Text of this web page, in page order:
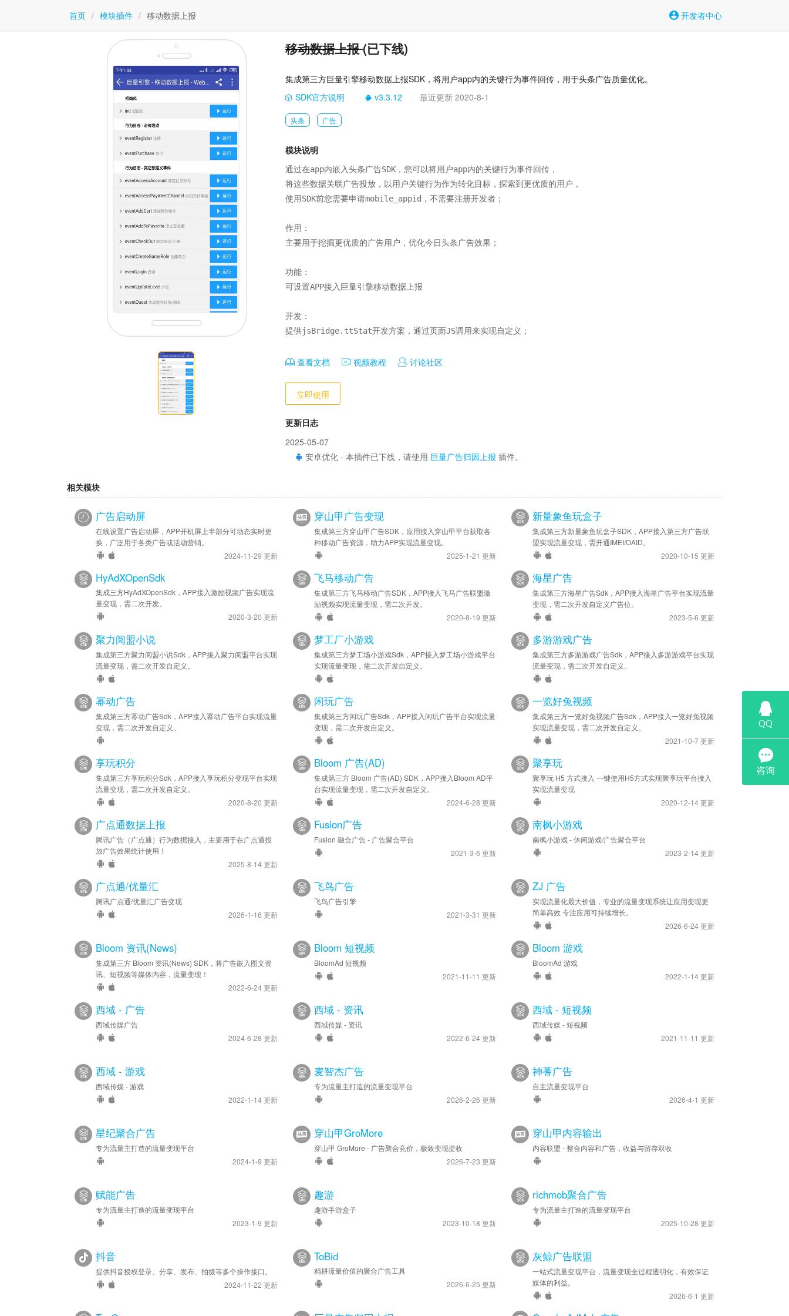
首页 / 模块插件 / 移动数据上报 开发者中心
移动数据上报(已下线)
集成第三方巨量引擎移动数据上报SDK，将用户app内的关键行为事件回传，用于头条广告质量优化。
SDK官方说明
v3.3.12 最近更新 2020-8-1
头条 广告
模块说明
通过在app内嵌入头条广告SDK，您可以将用户app内的关键行为事件回传，
将这些数据关联广告投放，以用户关键行为作为转化目标，探索到更优质的用户，
使用SDK前您需要申请mobile_appid，不需要注册开发者；
作用：
主要用于挖掘更优质的广告用户，优化今日头条广告效果；
功能：
可设置APP接入巨量引擎移动数据上报
开发：
提供jsBridge.ttStat开发方案，通过页面JS调用来实现自定义；
查看文档 视频教程 讨论社区
立即使用
更新日志
2025-05-07
安卓优化 - 本插件已下线，请使用 巨量广告归因上报 插件。
相关模块
广告启动屏
在线设置广告启动屏，APP开机屏上半部分可动态实时更
换，广泛用于各类广告或活动营销。
2024-11-29 更新
穿山甲广告变现
集成第三方穿山甲广告SDK，应用接入穿山甲平台获取各
种移动广告资源，助力APP实现流量变现。
2025-1-21 更新
新量象鱼玩盒子
集成第三方新量象鱼玩盒子SDK，APP接入第三方广告联
盟实现流量变现，需开通IMEI/OAID。
2020-10-15 更新
HyAdXOpenSdk
集成三方HyAdXOpenSdk，APP接入激励视频广告实现流
量变现，需二次开发。
2020-3-20 更新
飞马移动广告
集成第三方飞马移动广告SDK，APP接入飞马广告联盟激
励视频实现流量变现，需二次开发。
2020-8-19 更新
海星广告
集成第三方海星广告Sdk，APP接入海星广告平台实现流量
变现，需二次开发自定义广告位。
2023-5-6 更新
聚力阅盟小说
集成第三方聚力阅盟小说Sdk，APP接入聚力阅盟平台实现
流量变现，需二次开发自定义。
梦工厂小游戏
集成第三方梦工场小游戏Sdk，APP接入梦工场小游戏平台
实现流量变现，需二次开发自定义。
多游游戏广告
集成第三方多游游戏广告Sdk，APP接入多游游戏平台实现
流量变现，需二次开发自定义。
幂动广告
集成第三方幂动广告Sdk，APP接入幂动广告平台实现流量
变现，需二次开发自定义。
闲玩广告
集成第三方闲玩广告Sdk，APP接入闲玩广告平台实现流量
变现，需二次开发自定义。
一览好兔视频
集成第三方一览好兔视频广告Sdk，APP接入一览好兔视频
实现流量变现，需二次开发自定义。
2021-10-7 更新
享玩积分
集成第三方享玩积分Sdk，APP接入享玩积分变现平台实现
流量变现，需二次开发自定义。
2020-8-20 更新
Bloom 广告(AD)
集成第三方 Bloom 广告(AD) SDK，APP接入Bloom AD平
台实现流量变现，需二次开发自定义。
2024-6-28 更新
聚享玩
聚享玩 H5 方式接入 一键使用H5方式实现聚享玩平台接入
实现流量变现
2020-12-14 更新
广点通数据上报
腾讯广告（广点通）行为数据接入，主要用于在广点通投
放广告效果统计使用！
2025-8-14 更新
Fusion广告
Fusion 融合广告 - 广告聚合平台
2021-3-6 更新
南枫小游戏
南枫小游戏 - 休闲游戏/广告聚合平台
2023-2-14 更新
广点通/优量汇
腾讯广点通/优量汇广告变现
2026-1-16 更新
飞鸟广告
飞鸟广告引擎
2021-3-31 更新
ZJ 广告
实现流量化最大价值，专业的流量变现系统让应用变现更
简单高效 专注应用可持续增长。
2026-6-24 更新
Bloom 资讯(News)
集成第三方 Bloom 资讯(News) SDK，将广告嵌入图文资
讯、短视频等媒体内容，流量变现！
2022-6-24 更新
Bloom 短视频
BloomAd 短视频
2021-11-11 更新
Bloom 游戏
BloomAd 游戏
2022-1-14 更新
西域 - 广告
西域传媒广告
2024-6-28 更新
西域 - 资讯
西域传媒 - 资讯
2022-6-24 更新
西域 - 短视频
西域传媒 - 短视频
2021-11-11 更新
西域 - 游戏
西域传媒 - 游戏
2022-1-14 更新
麦智杰广告
专为流量主打造的流量变现平台
2026-2-26 更新
神蓍广告
自主流量变现平台
2026-4-1 更新
星纪聚合广告
专为流量主打造的流量变现平台
2024-1-9 更新
穿山甲GroMore
穿山甲 GroMore - 广告聚合竞价，极致变现提收
2026-7-23 更新
穿山甲内容输出
内容联盟 - 整合内容和广告，收益与留存双收
赋能广告
专为流量主打造的流量变现平台
2023-1-9 更新
趣游
趣游手游盒子
2023-10-18 更新
richmob聚合广告
专为流量主打造的流量变现平台
2025-10-28 更新
抖音
提供抖音授权登录、分享、发布、拍摄等多个操作接口。
2024-11-22 更新
ToBid
精耕流量价值的聚合广告工具
2026-6-25 更新
灰鲸广告联盟
一站式流量变现平台，流量变现全过程透明化，有效保证
媒体的利益。
2026-6-1 更新